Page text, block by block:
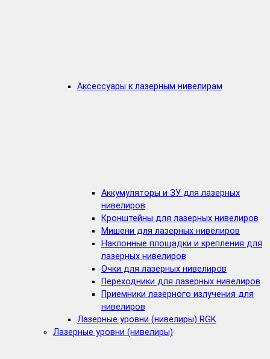
Аксессуары к лазерным нивелирам
Аккумуляторы и ЗУ для лазерных
нивелиров
Кронштейны для лазерных нивелиров
Мишени для лазерных нивелиров
Наклонные площадки и крепления для
лазерных нивелиров
Очки для лазерных нивелиров
Переходники для лазерных нивелиров
Приемники лазерного излучения для
нивелиров
Лазерные уровни (нивелиры) RGK
Лазерные уровни (нивелиры)